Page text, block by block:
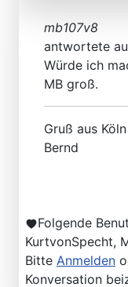
mb107v8
antwortete
Würde ich
MB groß.
Gruß aus Köln
Bernd
Folgende
KurtvonSpecht,
Bitte Anmelden
Konversation